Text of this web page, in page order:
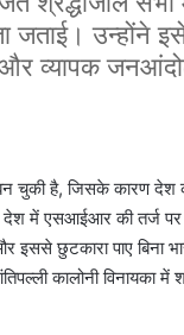
जताई। उन्होंने इसे
व्यापक
चुकी है, जिसके कारण देश
देश में एसआईआर की तर्ज पर
इससे छुटकारा पाए बिना
कालोनी विनायका में